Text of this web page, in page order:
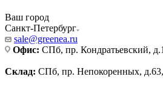
Ваш город
Санкт-Петербург
sale@greenea.ru
Офис: СПб, пр. Кондратьевский,
Склад: СПб, пр. Непокоренных, д.63,